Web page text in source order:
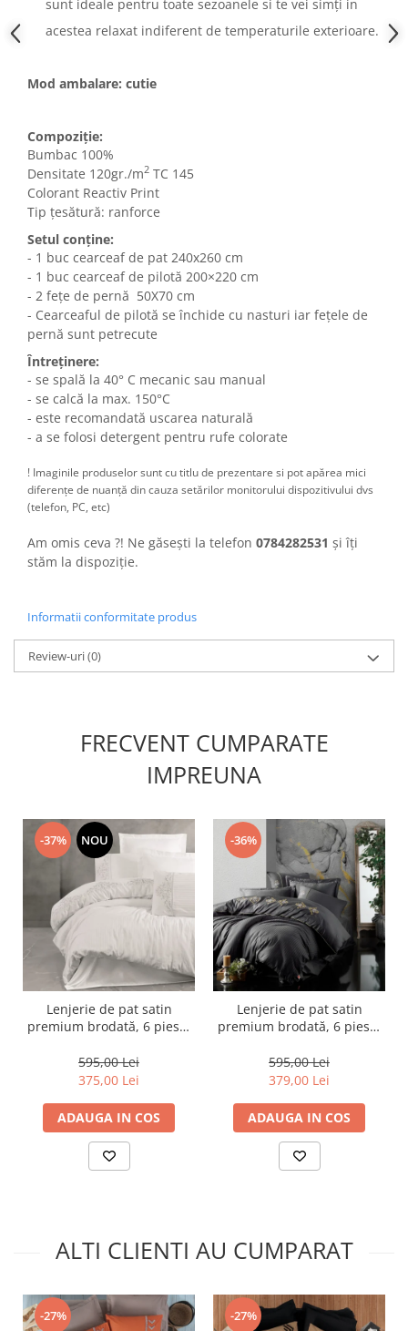
sunt ideale pentru toate sezoanele si te vei simți in
acestea relaxat indiferent de temperaturile exterioare.
Mod ambalare: cutie
Compoziție:
Bumbac 100%
Densitate 120gr./m2 TC 145
Colorant Reactiv Print
Tip țesătură: ranforce
Setul conține:
- 1 buc cearceaf de pat 240x260 cm
- 1 buc cearceaf de pilotă 200×220 cm
- 2 fețe de pernă 50X70 cm
- Cearceaful de pilotă se închide cu nasturi iar fețele de
pernă sunt petrecute
Întreținere:
- se spală la 40° C mecanic sau manual
- se calcă la max. 150°C
- este recomandată uscarea naturală
- a se folosi detergent pentru rufe colorate
! Imaginile produselor sunt cu titlu de prezentare si pot apărea mici
diferențe de nuanță din cauza setărilor monitorului dispozitivului dvs
(telefon, PC, etc)
Am omis ceva ?! Ne găsești la telefon 0784282531 și îți
stăm la dispoziție.
Informatii conformitate produs
Review-uri(0)
FRECVENT CUMPARATE
IMPREUNA
-37% NOU
Lenjerie de pat satin
premium brodată, 6 piese,
Genny - White
595,00 Lei
375,00 Lei
ADAUGA IN COS
-36%
Lenjerie de pat satin
premium brodată, 6 piese,
King - Anthracite
595,00 Lei
379,00 Lei
ADAUGA IN COS
ALTI CLIENTI AU CUMPARAT
-27% -27%